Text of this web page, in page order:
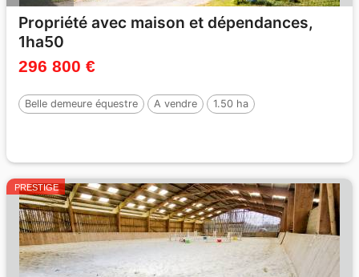
Propriété avec maison et dépendances,
1ha50
296 800 €
Belle demeure équestre A vendre 1.50 ha
PRESTIGE